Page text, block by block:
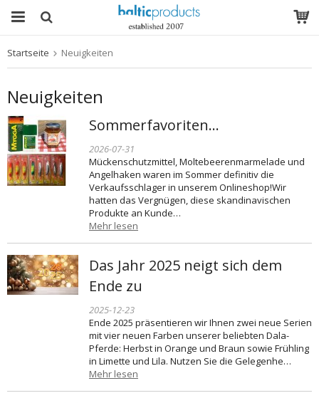
Startseite Neuigkeiten
Neuigkeiten
Sommerfavoriten...
2026-07-31
Mückenschutzmittel, Moltebeerenmarmelade und
Angelhaken waren im Sommer definitiv die
Verkaufsschlager in unserem Onlineshop!Wir
hatten das Vergnügen, diese skandinavischen
Produkte an Kunde…
Mehr lesen
Das Jahr 2025 neigt sich dem
Ende zu
2025-12-23
Ende 2025 präsentieren wir Ihnen zwei neue Serien
mit vier neuen Farben unserer beliebten Dala-
Pferde: Herbst in Orange und Braun sowie Frühling
in Limette und Lila. Nutzen Sie die Gelegenhe…
Mehr lesen